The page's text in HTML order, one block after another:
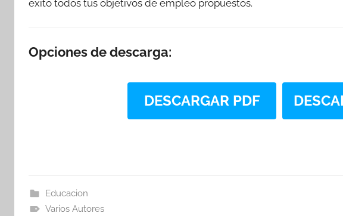
éxito todos tus objetivos de empleo propuestos.
Opciones de descarga:
DESCARGAR PDF
Educacion
Varios Autores